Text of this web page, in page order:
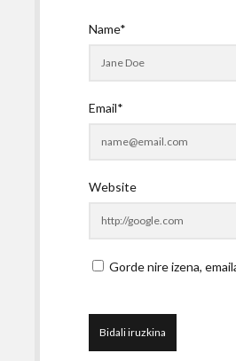
Name*
Email*
Website
Gorde nire izena,